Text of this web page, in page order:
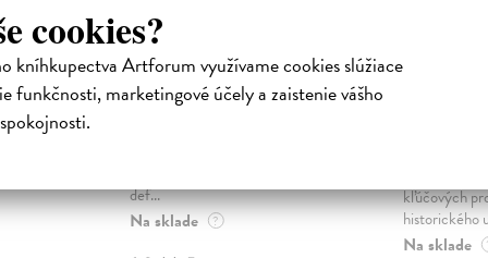
cookies?
kníhkupectva Artforum využívame cookies slúžiace
funkčnosti, marketingové účely a zaistenie vášho
o
Sociálne siete musia
byť zničené
Marec Samo | Kniha
def...
Na sklade ?
sme.
kľúčových
historického
Na sklade